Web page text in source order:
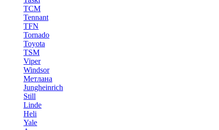
TCM
Tennant
TFN
Tornado
Toyota
TSM
Viper
Windsor
Метлана
Jungheinrich
Still
Linde
Heli
Yale